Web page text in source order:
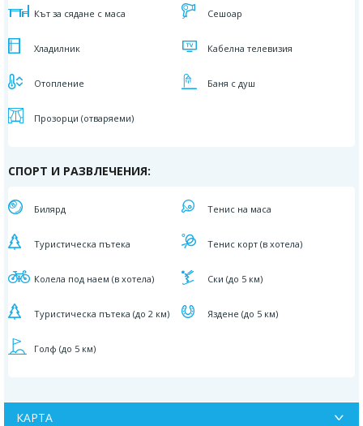
Кът за сядане с маса Сешоар
Хладилник Кабелна телевизия
Отопление Баня с душ
Прозорци (отваряеми)
СПОРТ И РАЗВЛЕЧЕНИЯ:
Билярд Тенис на маса
Туристическа пътека Тенис корт (в хотела)
Колела под наем (в хотела) Ски (до 5 км)
Туристическа пътека (до 2 км) Яздене (до 5 км)
Голф (до 5 км)
КАРТА